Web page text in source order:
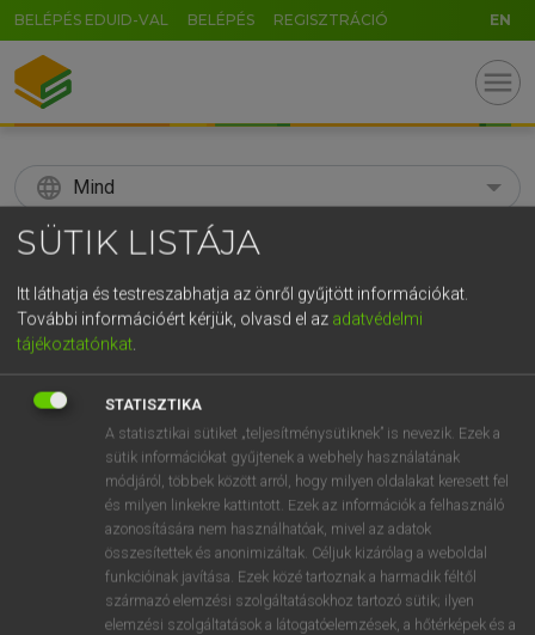
BELÉPÉS EDUID-VAL BELÉPÉS REGISZTRÁCIÓ EN
menu
language Mind
search
KERESÉS
Díjmentes angol szótár
ige write/take/note down (tune)
keresése szótárainkban
SÜTIK LISTÁJA
Itt láthatja és testreszabhatja az önről gyűjtött információkat.
További információért kérjük, olvasd el az adatvédelmi
tájékoztatónkat
STATISZTIKA
A statisztikai sütiket „teljesítménysütiknek” is nevezik. Ezek a
sütik információkat gyűjtenek a webhely használatának
módjáról, többek között arról, hogy milyen oldalakat keresett fel
és milyen linkekre kattintott. Ezek az információk a felhasználó
azonosítására nem használhatóak, mivel az adatok
összesítettek és anonimizáltak. Céljuk kizárólag a weboldal
funkcióinak javítása. Ezek közé tartoznak a harmadik féltől
származó elemzési szolgáltatásokhoz tartozó sütik; ilyen
elemzési szolgáltatások a látogatóelemzések, a hőtérképek és a
GR
5 6 7 8 9 ö ü ó
r t z u i o p ő ú
k l ű
n m , . AltGr